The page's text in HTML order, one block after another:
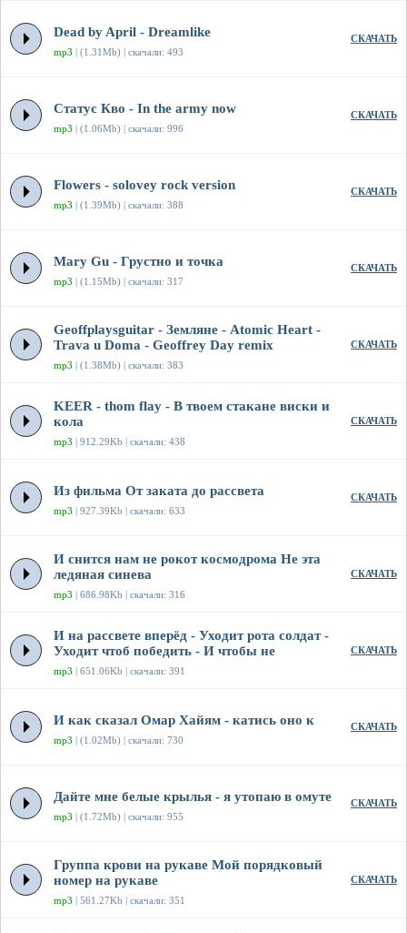
Dead by April - Dreamlike
mp3 | (1.31Mb) | скачали: 493
СКАЧАТЬ
Статус Кво - In the army now
mp3 | (1.06Mb) | скачали: 996
СКАЧАТЬ
Flowers - solovey rock version
mp3 | (1.39Mb) | скачали: 388
СКАЧАТЬ
Mary Gu - Грустно и точка
mp3 | (1.15Mb) | скачали: 317
СКАЧАТЬ
Geoffplaysguitar - Земляне - Atomic Heart -
Trava u Doma - Geoffrey Day remix
mp3 | (1.38Mb) | скачали: 383
СКАЧАТЬ
KEER - thom flay - В твоем стакане виски и
кола
mp3 | 912.29Kb | скачали: 438
СКАЧАТЬ
Из фильма От заката до рассвета
mp3 | 927.39Kb | скачали: 633
СКАЧАТЬ
И снится нам не рокот космодрома Не эта
ледяная синева
mp3 | 686.98Kb | скачали: 316
СКАЧАТЬ
И на рассвете вперёд - Уходит рота солдат -
Уходит чтоб победить - И чтобы не
mp3 | 651.06Kb | скачали: 391
СКАЧАТЬ
И как сказал Омар Хайям - катись оно к
mp3 | (1.02Mb) | скачали: 730
СКАЧАТЬ
Дайте мне белые крылья - я утопаю в омуте
mp3 | (1.72Mb) | скачали: 955
СКАЧАТЬ
Группа крови на рукаве Мой порядковый
номер на рукаве
mp3 | 561.27Kb | скачали: 351
СКАЧАТЬ